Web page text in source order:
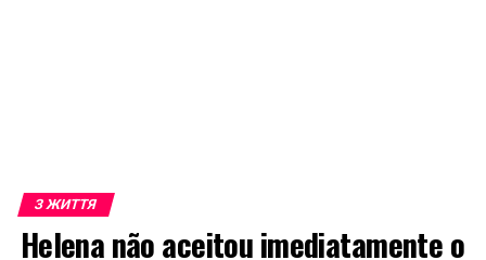
З ЖИТТЯ
Helena não aceitou imediatamente o